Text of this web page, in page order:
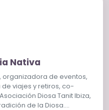
del ruido cotidiano,
viajar acompañadas
es un viaje para
tu intuición y
la isla de la Diosa.
Nativa
de eventos,
viajes y retiros, co-
Diosa Tanit Ibiza,
de la Diosa.…